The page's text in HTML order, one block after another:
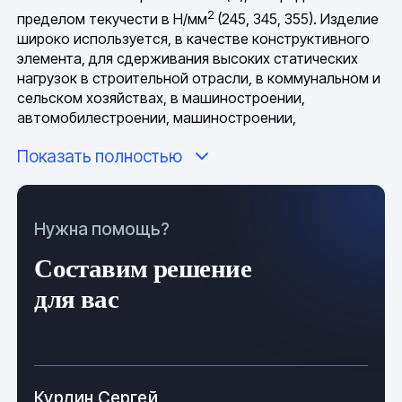
пределом текучести в Н/мм2 (245, 345, 355). Изделие
широко используется, в качестве конструктивного
элемента, для сдерживания высоких статических
нагрузок в строительной отрасли, в коммунальном и
сельском хозяйствах, в машиностроении,
автомобилестроении, машиностроении,
прокладывании тоннелей.
В агрессивных условиях задействования
защитной обработке, в виде покрытия
Швеллер из спецстали
характеристики и производство
Показать полностью
Нужна помощь?
Составим решение
для вас
Курдин Сергей